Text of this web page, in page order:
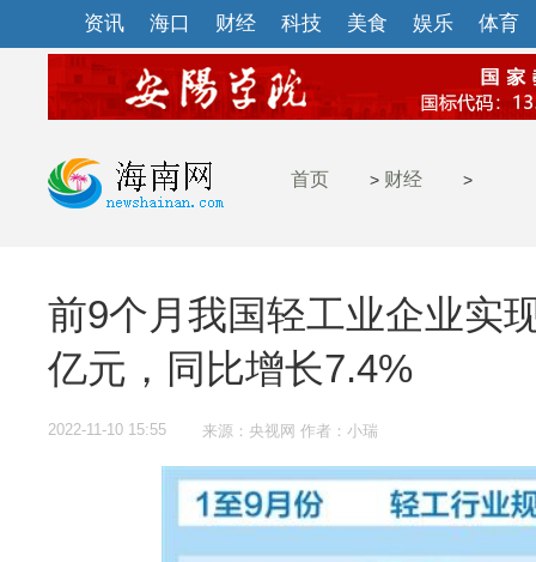
资讯 海口 财经 科技 美食 娱乐 体育
首页 > 财经 >
前9个月我国轻工业企业实
亿元，同比增长7.4%
2022-11-10 15:55 来源：央视网 作者：小瑞